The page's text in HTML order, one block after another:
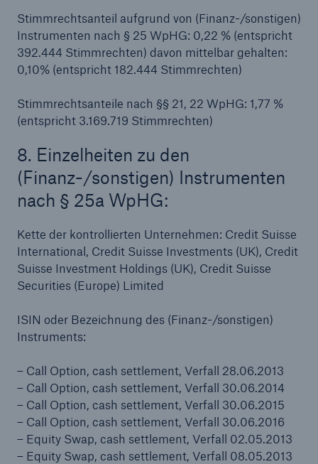
Stimmrechtsanteil aufgrund von (Finanz-/sonstigen)
Instrumenten nach § 25 WpHG: 0,22 % (entspricht
392.444 Stimmrechten) davon mittelbar gehalten:
0,10% (entspricht 182.444 Stimmrechten)
Stimmrechtsanteile nach §§ 21, 22 WpHG: 1,77 %
(entspricht 3.169.719 Stimmrechten)
8. Einzelheiten zu den
(Finanz-/sonstigen) Instrumenten
nach § 25a WpHG:
Kette der kontrollierten Unternehmen: Credit Suisse
International, Credit Suisse Investments (UK), Credit
Suisse Investment Holdings (UK), Credit Suisse
Securities (Europe) Limited
ISIN oder Bezeichnung des (Finanz-/sonstigen)
Instruments:
– Call Option, cash settlement, Verfall 28.06.2013
– Call Option, cash settlement, Verfall 30.06.2014
– Call Option, cash settlement, Verfall 30.06.2015
– Call Option, cash settlement, Verfall 30.06.2016
– Equity Swap, cash settlement, Verfall 02.05.2013
– Equity Swap, cash settlement, Verfall 08.05.2013
Unternehmen
Karriere